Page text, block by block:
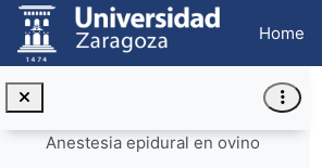
Skip to main content
Home
Recogida de semen en ovino HD
Anestesia epidural en ovino